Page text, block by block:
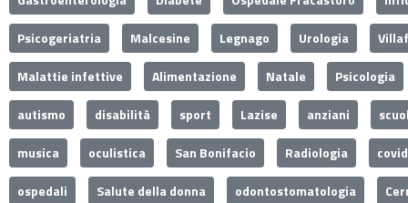
Psicogeriatria
Malcesine Legnago Urologia
Malattie infettive
Alimentazione Natale
Psicologia
autismo
disabilità sport Lazise anziani
musica
oculistica San Bonifacio Radiologia
ospedali
Salute della donna odontostomatologia